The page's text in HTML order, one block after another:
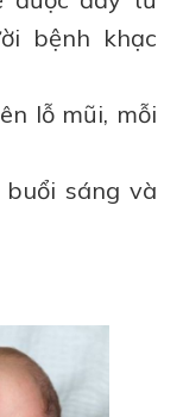
bệnh khạc
lỗ mũi, mỗi
sáng và